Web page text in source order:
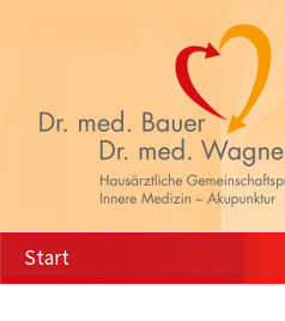
Start